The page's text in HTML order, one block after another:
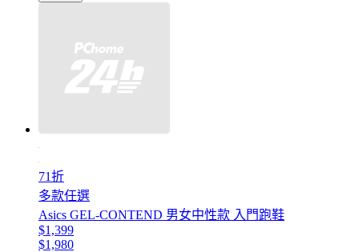
71折
多款任選
Asics GEL-CONTEND 男女中性款 入門跑鞋
$1,399
$1,980